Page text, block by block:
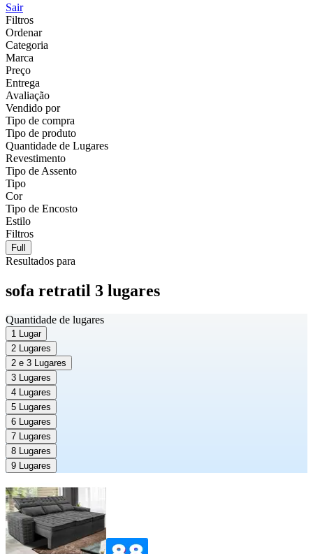
Sair
Filtros
Ordenar
Categoria
Marca
Preço
Entrega
Avaliação
Vendido por
Tipo de compra
Tipo de produto
Quantidade de Lugares
Revestimento
Tipo de Assento
Tipo
Cor
Tipo de Encosto
Estilo
Filtros
Full
Resultados para
sofa retratil 3 lugares
Quantidade de lugares
1 Lugar
2 Lugares
2 e 3 Lugares
3 Lugares
4 Lugares
5 Lugares
6 Lugares
7 Lugares
8 Lugares
9 Lugares